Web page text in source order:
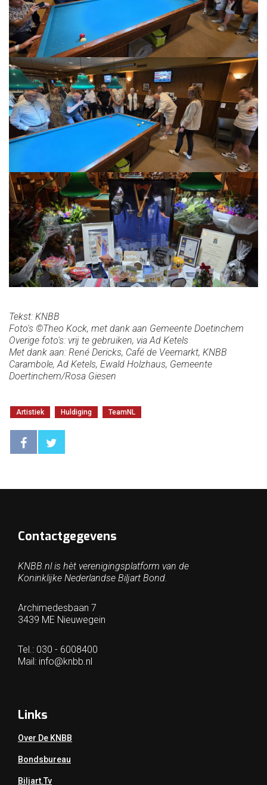
Tekst: KNBB
Foto's ©Theo Kock, met dank aan Gemeente Doetinchem
Overige foto's: vrij te gebruiken, via Ad Ketels
Met dank aan: René Dericks, Café de Veemarkt, KNBB
Carambole, Ad Ketels, Ewald Holzhaus, Gemeente
Doertinchem/Rosa Giesen
Artistiek Huldiging TeamNL
Contactgegevens
KNBB.nl is hèt verenigingsplatform van de
Koninklijke Nederlandse Biljart Bond.
Archimedesbaan 7
3439 ME Nieuwegein
Tel.: 030 - 6008400
Mail: info@knbb.nl
Links
Over De KNBB
Bondsbureau
Biljart.tv